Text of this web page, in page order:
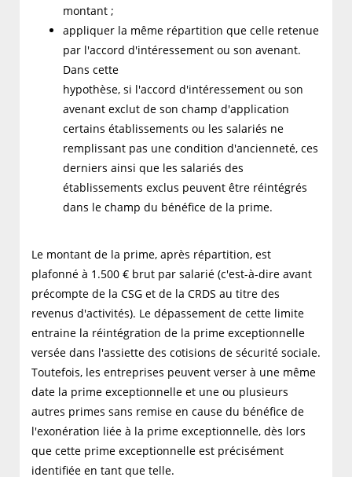
montant ;
appliquer la même répartition que celle retenue
par l'accord d'intéressement ou son avenant.
Dans cette
hypothèse, si l'accord d'intéressement ou son
avenant exclut de son champ d'application
certains établissements ou les salariés ne
remplissant pas une condition d'ancienneté, ces
derniers ainsi que les salariés des
établissements exclus peuvent être réintégrés
dans le champ du bénéfice de la prime.
Le montant de la prime, après répartition, est
plafonné à 1.500 € brut par salarié (c'est-à-dire avant
précompte de la CSG et de la CRDS au titre des
revenus d'activités). Le dépassement de cette limite
entraine la réintégration de la prime exceptionnelle
versée dans l'assiette des cotisions de sécurité sociale.
Toutefois, les entreprises peuvent verser à une même
date la prime exceptionnelle et une ou plusieurs
autres primes sans remise en cause du bénéfice de
l'exonération liée à la prime exceptionnelle, dès lors
que cette prime exceptionnelle est précisément
identifiée en tant que telle.